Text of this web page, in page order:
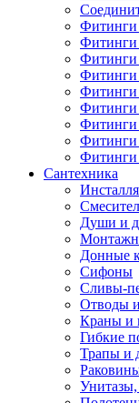
Фитинги
Фитинги
Фитинги
Фитинги
Фитинги
Фитинги
Фитинги
Фитинги
Сантехника
Души и
Донные
Сифоны
Сливы-
Отводы
Краны и
Гибкие
Трапы и